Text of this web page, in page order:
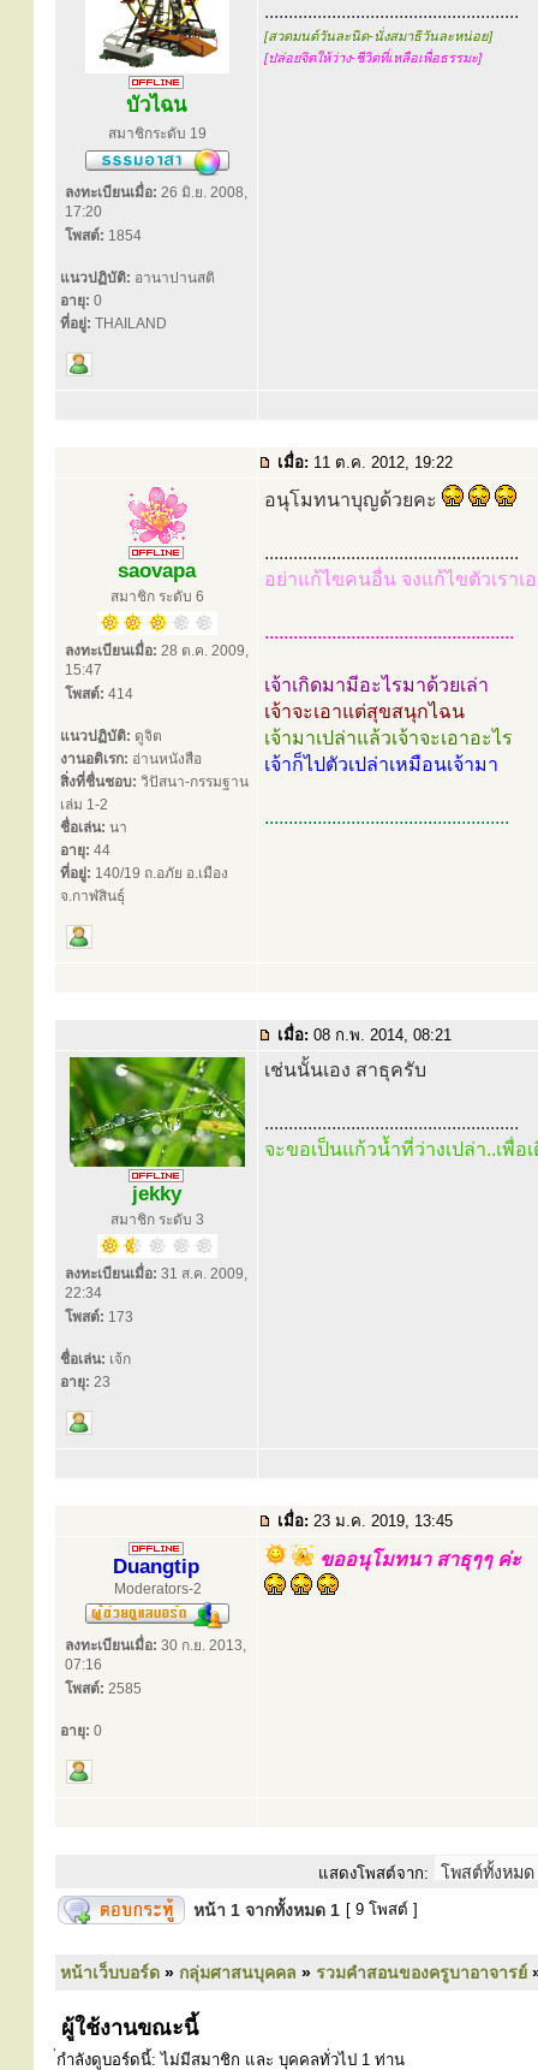
บัวไฉน
สมาชิกระดับ 19
ลงทะเบียนเมื่อ: 26 มิ.ย. 2008,
17:20
โพสต์: 1854
แนวปฏิบัติ: อานาปานสติ
อายุ: 0
ที่อยู่: THAILAND
.....................................................
[สวดมนต์วันละนิด-นั่งสมาธิวันละหน่อย]
[ปล่อยจิตให้ว่าง-ชีวิตที่เหลือเพื่อธรรมะ]
เมื่อ: 11 ต.ค. 2012, 19:22
saovapa
สมาชิก ระดับ 6
ลงทะเบียนเมื่อ: 28 ต.ค. 2009,
15:47
โพสต์: 414
แนวปฏิบัติ: ดูจิต
งานอดิเรก: อ่านหนังสือ
สิ่งที่ชื่นชอบ: วิปัสนา-กรรมฐาน
เล่ม 1-2
ชื่อเล่น: นา
อายุ: 44
ที่อยู่: 140/19 ถ.อภัย อ.เมือง
จ.กาฬสินธุ์
อนุโมทนาบุญด้วยคะ
.....................................................
อย่าแก้ไขคนอื่น จงแก้ไขตัวเราเ
....................................................
เจ้าเกิดมามีอะไรมาด้วยเล่า
เจ้าจะเอาแต่สุขสนุกไฉน
เจ้ามาเปล่าแล้วเจ้าจะเอาอะไร
เจ้าก็ไปตัวเปล่าเหมือนเจ้ามา
...................................................
เมื่อ: 08 ก.พ. 2014, 08:21
jekky
สมาชิก ระดับ 3
ลงทะเบียนเมื่อ: 31 ส.ค. 2009,
22:34
โพสต์: 173
ชื่อเล่น: เจ้ก
อายุ: 23
เช่นนั้นเอง สาธุครับ
.....................................................
จะขอเป็นแก้วน้ำที่ว่างเปล่า..เพื่
เมื่อ: 23 ม.ค. 2019, 13:45
Duangtip
Moderators-2
ลงทะเบียนเมื่อ: 30 ก.ย. 2013,
07:16
โพสต์: 2585
อายุ: 0
ขออนุโมทนา สาธุๆๆ ค่ะ
แสดงโพสต์จาก:
หน้า 1 จากทั้งหมด 1 [ 9 โพสต์ ]
หน้าเว็บบอร์ด » กลุ่มศาสนบุคคล » รวมคำสอนของครูบาอาจารย์
ผู้ใช้งานขณะนี้
่กำลังดูบอร์ดนี้: ไม่มีสมาชิก และ บุคคลทั่วไป 1 ท่าน